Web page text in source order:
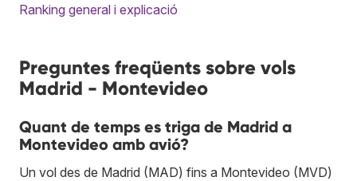
Ranking general i explicació
Preguntes freqüents sobre vols
Madrid - Montevideo
Quant de temps es triga de Madrid a
Montevideo amb avió?
Un vol des de Madrid (MAD) fins a Montevideo (MVD)